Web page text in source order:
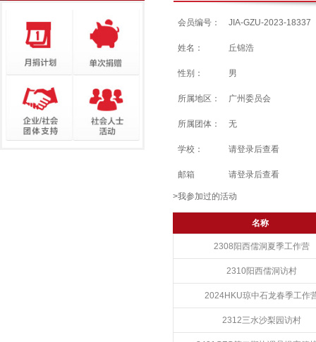
会员编号： JIA-GZU-2023-18337
姓名： 丘锦浩
性别： 男
所属地区： 广州委员会
所属团体： 无
学校： 请登录后查看
邮箱 请登录后查看
>我参加过的活动
名称
2308阳西儒洞夏季工作营
2310阳西儒洞访村
2024HKU琼中石龙春季工作
2312三水沙梨园访村